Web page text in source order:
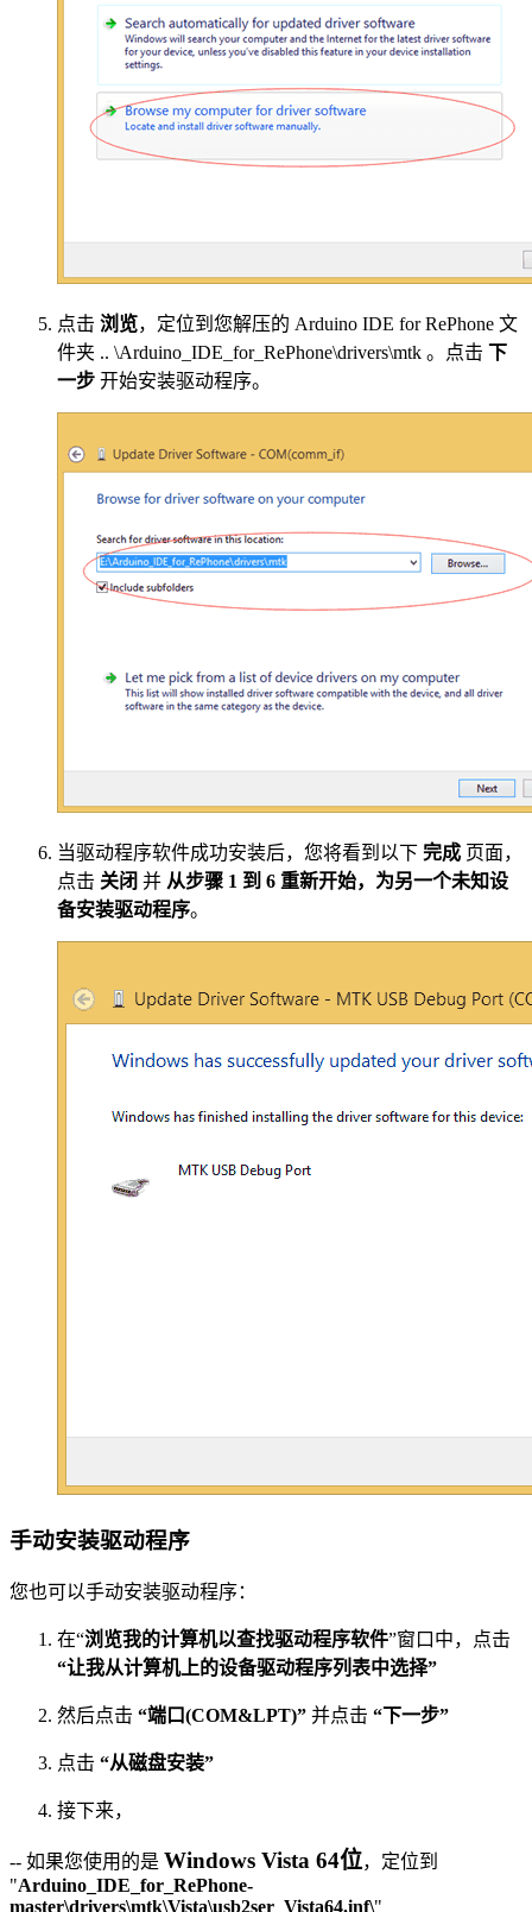
点击 浏览，定位到您解压的 Arduino IDE for RePhone 文
件夹 .. \Arduino_IDE_for_RePhone\drivers\mtk 。点击 下
一步 开始安装驱动程序。
当驱动程序软件成功安装后，您将看到以下 完成 页面，
点击 关闭 并 从步骤 1 到 6 重新开始，为另一个未知设
备安装驱动程序。
手动安装驱动程序
您也可以手动安装驱动程序：
在“浏览我的计算机以查找驱动程序软件”窗口中，点击
“让我从计算机上的设备驱动程序列表中选择”
然后点击 “端口(COM&LPT)” 并点击 “下一步”
点击 “从磁盘安装”
接下来，
-- 如果您使用的是 Windows Vista 64位，定位到
"Arduino_IDE_for_RePhone-
master\drivers\mtk\Vista\usb2ser_Vista64.inf\"